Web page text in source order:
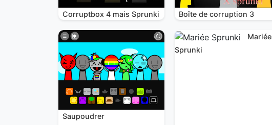
Corruptbox 4 mais Sprunki Boîte de corruption 3
Saupoudrer
Mariée
Sprunki